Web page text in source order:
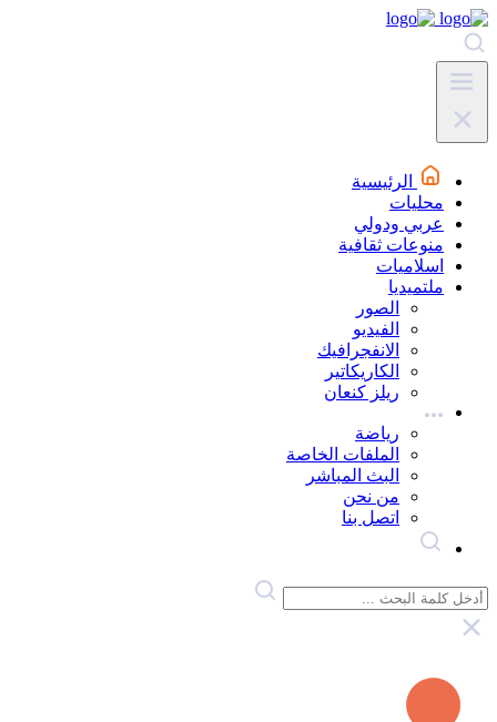
الرئيسية
محليات
عربي ودولي
منوعات ثقافية
اسلاميات
ملتميديا
الصور
الفيديو
الانفجرافيك
الكاريكاتير
ريلز كنعان
رياضة
الملفات الخاصة
البث المباشر
من نحن
اتصل بنا